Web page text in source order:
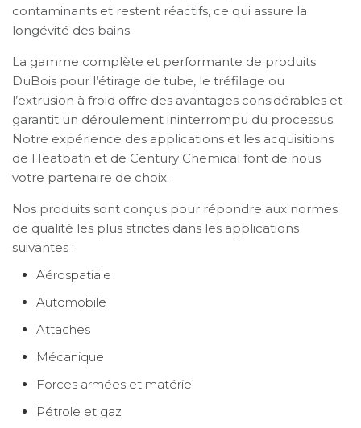
contaminants et restent réactifs, ce qui assure la
longévité des bains.
La gamme complète et performante de produits
DuBois pour l’étirage de tube, le tréfilage ou
l’extrusion à froid offre des avantages considérables et
garantit un déroulement ininterrompu du processus.
Notre expérience des applications et les acquisitions
de Heatbath et de Century Chemical font de nous
votre partenaire de choix.
Nos produits sont conçus pour répondre aux normes
de qualité les plus strictes dans les applications
suivantes :
Aérospatiale
Automobile
Attaches
Mécanique
Forces armées et matériel
Pétrole et gaz